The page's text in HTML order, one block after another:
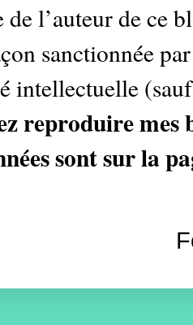
de l’auteur de ce
sanctionnée
intellectuelle
reproduire mes
sont sur la